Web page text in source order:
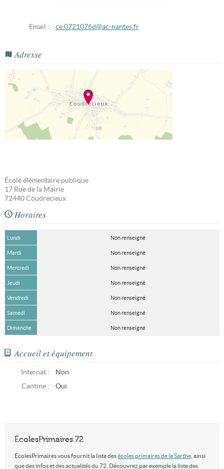
Email : ce.0721076d@ac-nantes.fr
Adresse
École élémentaire publique
17 Rue de la Mairie
72440 Coudrecieux
Horaires
Lundi Non renseigné
Mardi Non renseigné
Mercredi Non renseigné
Jeudi Non renseigné
Vendredi Non renseigné
Samedi Non renseigné
Dimanche Non renseigné
Accueil et équipement
Internat :
Non
Cantine :
Oui
ÉcolesPrimaires 72
ÉcolesPrimaires vous fournit la liste desécoles primaires de la Sarthe, ainsi
que des infos et des actualités du 72. Découvrez par exemple la liste des